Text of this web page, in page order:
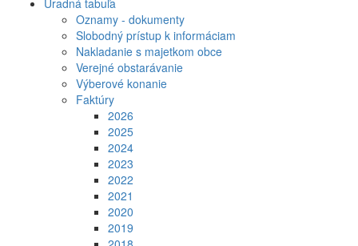
Oznamy - dokumenty
Slobodný prístup k informáciam
Nakladanie s majetkom obce
Verejné obstarávanie
Výberové konanie
Faktúry
2026
2025
2024
2023
2022
2021
2020
2019